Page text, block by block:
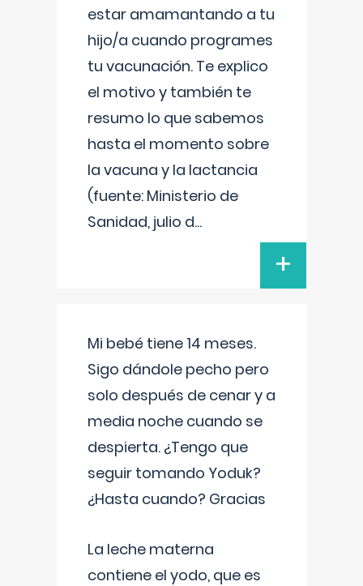
estar amamantando a tu
hijo/a cuando programes
tu vacunación. Te explico
el motivo y también te
resumo lo que sabemos
hasta el momento sobre
la vacuna y la lactancia
(fuente: Ministerio de
Sanidad, julio d...
+
Mi bebé tiene 14 meses.
Sigo dándole pecho pero
solo después de cenar y a
media noche cuando se
despierta. ¿Tengo que
seguir tomando Yoduk?
¿Hasta cuando? Gracias
La leche materna
contiene el yodo, que es